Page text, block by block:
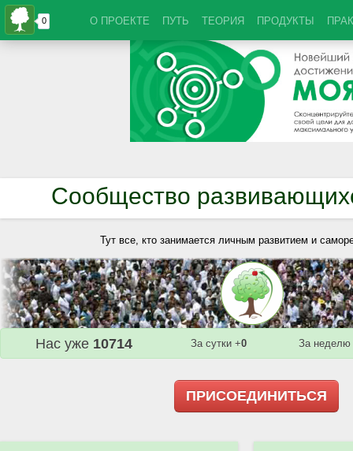
О ПРОЕКТЕ ПУТЬ ТЕОРИЯ ПРОДУКТЫ
Сообщество
Тут все, кто занимается личным развитием и
Нас уже 10714 За сутки +0 За неделю
ПРИСОЕДИНИТЬСЯ